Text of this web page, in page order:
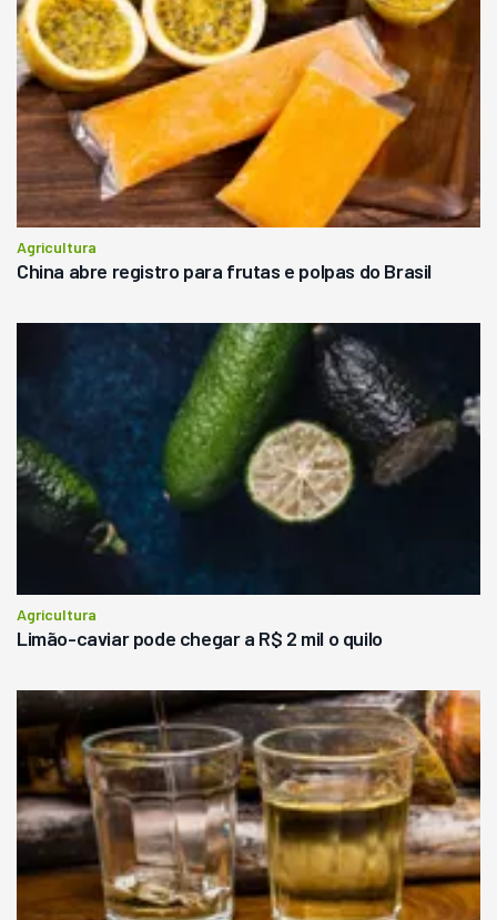
Agricultura
China abre registro para frutas e polpas do Brasil
Agricultura
Limão-caviar pode chegar a R$ 2 mil o quilo